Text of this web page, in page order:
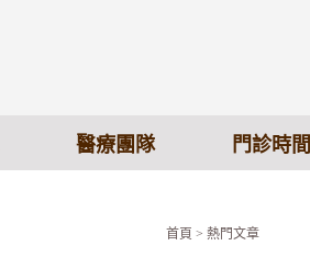
醫療團隊 門診時間
首頁 > 熱門文章